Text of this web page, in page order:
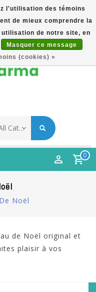
Nieuwsbrief | Gratis
Sinds 2007
0
Noël
de Noël original et
plaisir à vos
l'utilisation des témoins
de mieux comprendre la
de notre site, en
Masquer ce message
(cookies) »